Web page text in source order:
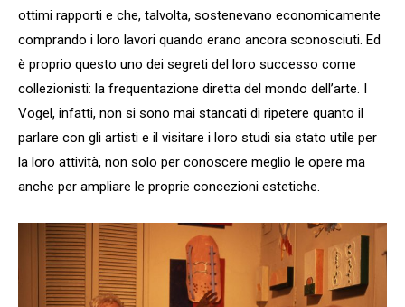
ottimi rapporti e che, talvolta, sostenevano economicamente
comprando i loro lavori quando erano ancora sconosciuti. Ed
è proprio questo uno dei segreti del loro successo come
collezionisti: la frequentazione diretta del mondo dell’arte. I
Vogel, infatti, non si sono mai stancati di ripetere quanto il
parlare con gli artisti e il visitare i loro studi sia stato utile per
la loro attività, non solo per conoscere meglio le opere ma
anche per ampliare le proprie concezioni estetiche.